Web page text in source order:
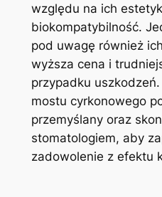
względu na ich
biokompatybilność.
pod uwagę również
wyższa cena i
przypadku
mostu cyrkonowego
przemyślany oraz
stomatologiem, aby
zadowolenie z efektu